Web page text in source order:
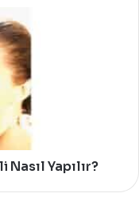
Yapılır?